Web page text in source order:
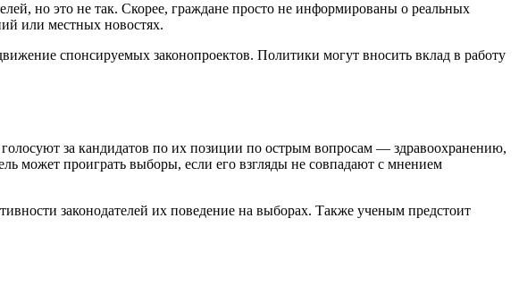
но это не так. Скорее, граждане просто не информированы о реальных
или местных новостях.
спонсируемых законопроектов. Политики могут вносить вклад в работу
за кандидатов по их позиции по острым вопросам — здравоохранению,
может проиграть выборы, если его взгляды не совпадают с мнением
законодателей их поведение на выборах. Также ученым предстоит